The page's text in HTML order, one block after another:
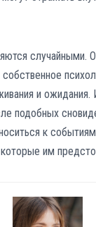
случайными.
и
подобных
к
им